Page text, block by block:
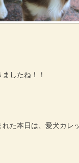
したね！！
た本日は、愛犬カレ